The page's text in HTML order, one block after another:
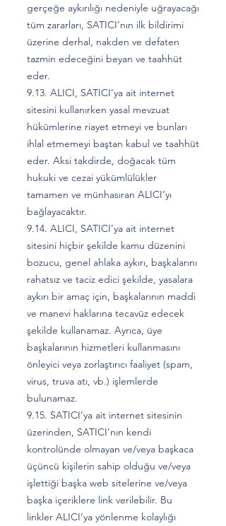
gerçeğe aykırılığı nedeniyle uğrayacağı
tüm zararları, SATICI’nın ilk bildirimi
üzerine derhal, nakden ve defaten
tazmin edeceğini beyan ve taahhüt
eder.
9.13. ALICI, SATICI’ya ait internet
sitesini kullanırken yasal mevzuat
hükümlerine riayet etmeyi ve bunları
ihlal etmemeyi baştan kabul ve taahhüt
eder. Aksi takdirde, doğacak tüm
hukuki ve cezai yükümlülükler
tamamen ve münhasıran ALICI’yı
bağlayacaktır.
9.14. ALICI, SATICI’ya ait internet
sitesini hiçbir şekilde kamu düzenini
bozucu, genel ahlaka aykırı, başkalarını
rahatsız ve taciz edici şekilde, yasalara
aykırı bir amaç için, başkalarının maddi
ve manevi haklarına tecavüz edecek
şekilde kullanamaz. Ayrıca, üye
başkalarının hizmetleri kullanmasını
önleyici veya zorlaştırıcı faaliyet (spam,
virus, truva atı, vb.) işlemlerde
bulunamaz.
9.15. SATICI’ya ait internet sitesinin
üzerinden, SATICI’nın kendi
kontrolünde olmayan ve/veya başkaca
üçüncü kişilerin sahip olduğu ve/veya
işlettiği başka web sitelerine ve/veya
başka içeriklere link verilebilir. Bu
linkler ALICI’ya yönlenme kolaylığı